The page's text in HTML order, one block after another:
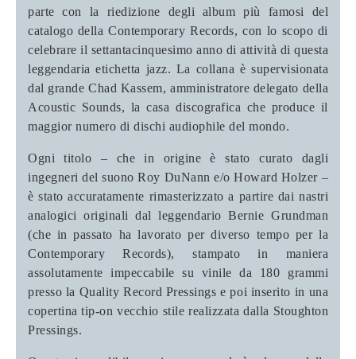
parte con la riedizione degli album più famosi del
catalogo della Contemporary Records, con lo scopo di
celebrare il settantacinquesimo anno di attività di questa
leggendaria etichetta jazz. La collana è supervisionata
dal grande Chad Kassem, amministratore delegato della
Acoustic Sounds, la casa discografica che produce il
maggior numero di dischi audiophile del mondo.
Ogni titolo – che in origine è stato curato dagli
ingegneri del suono Roy DuNann e/o Howard Holzer –
è stato accuratamente rimasterizzato a partire dai nastri
analogici originali dal leggendario Bernie Grundman
(che in passato ha lavorato per diverso tempo per la
Contemporary Records), stampato in maniera
assolutamente impeccabile su vinile da 180 grammi
presso la Quality Record Pressings e poi inserito in una
copertina tip-on vecchio stile realizzata dalla Stoughton
Pressings.